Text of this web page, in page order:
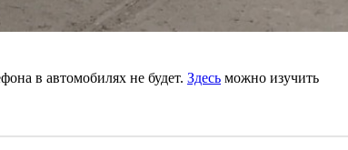
в автомобилях не будет. Здесь можно изучить